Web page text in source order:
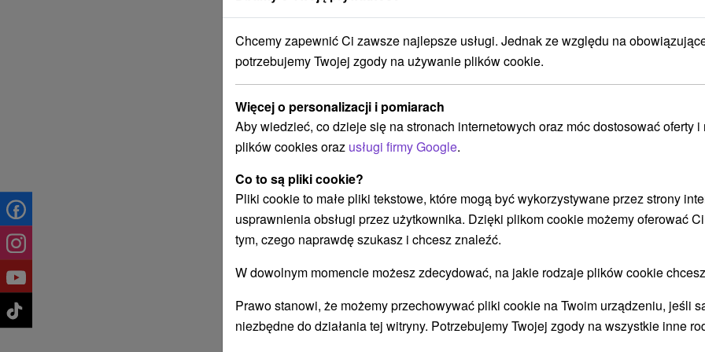
Pobyt uzdrowiskowy KLASYCZNY:
Pobyt regeneracyjny z opieką
lekarską
9,3
Pełne Wyżywienie
Połącz relaks z profesjonalną opieką. Pobyt z
➝ Pokračovať v
Chcemy zapewnić Ci zawsze najlepsze usługi. Jednak ze względu na
potrzebujemy Twojej zgody na używanie plików cookie.
Więcej o personalizacji i pomiarach
Aby wiedzieć, co dzieje się na stronach internetowych oraz móc dostosować oferty i
plików cookies oraz usługi firmy Google.
Co to są pliki cookie?
Pliki cookie to małe pliki tekstowe, które mogą być wykorzystywane przez strony
usprawnienia obsługi przez użytkownika. Dzięki plikom cookie możemy oferować
tym, czego naprawdę szukasz i chcesz znaleźć.
W dowolnym momencie możesz zdecydować, na jakie rodzaje plików cookie
Prawo stanowi, że możemy przechowywać pliki cookie na Twoim urządzeniu, jeśli
niezbędne do działania tej witryny. Potrzebujemy Twojej zgody na wszystkie inne